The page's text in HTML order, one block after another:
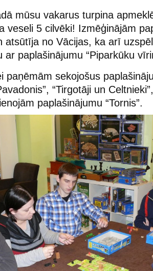
mūsu vakarus turpina
veseli 5 cilvēki! Izmēģinājām
atsūtīja no Vācijas, ka arī
ar paplašinājumu “Piparkūku
paņēmām sekojošus
“Tirgotāji un
paplašinājumu “Tornis”.